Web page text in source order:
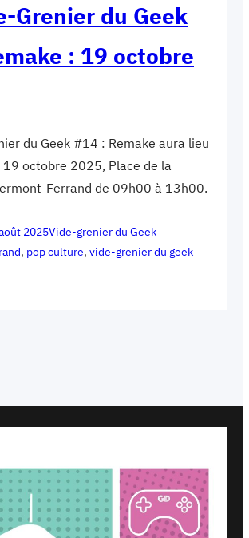
Grenier du Geek
: 19 octobre
du Geek #14 : Remake aura lieu
19 octobre 2025, Place de la
Ferrand de 09h00 à 13h00.
2025Vide-grenier du Geek
, pop culture, vide-grenier du geek